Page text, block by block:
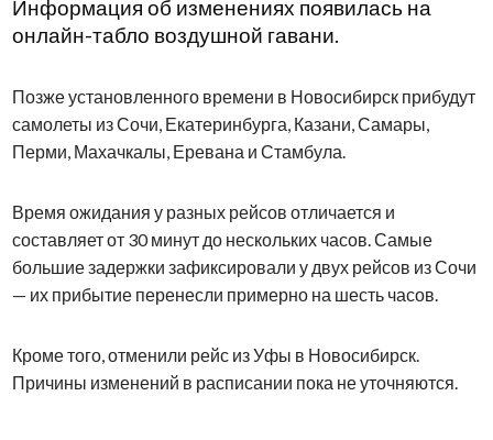
Информация об изменениях появилась на
онлайн-табло воздушной гавани.
Позже установленного времени в Новосибирск прибудут
самолеты из Сочи, Екатеринбурга, Казани, Самары,
Перми, Махачкалы, Еревана и Стамбула.
Время ожидания у разных рейсов отличается и
составляет от 30 минут до нескольких часов. Самые
большие задержки зафиксировали у двух рейсов из Сочи
— их прибытие перенесли примерно на шесть часов.
Кроме того, отменили рейс из Уфы в Новосибирск.
Причины изменений в расписании пока не уточняются.